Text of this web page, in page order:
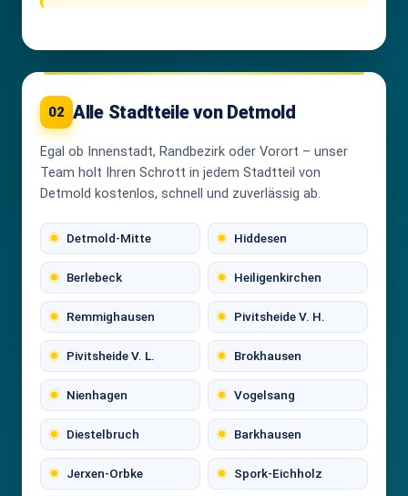
02 Alle Stadtteile von Detmold
Egal ob Innenstadt, Randbezirk oder Vorort – unser
Team holt Ihren Schrott in jedem Stadtteil von
Detmold kostenlos, schnell und zuverlässig ab.
Detmold-Mitte Hiddesen
Berlebeck Heiligenkirchen
Remmighausen Pivitsheide V. H.
Pivitsheide V. L. Brokhausen
Nienhagen Vogelsang
Diestelbruch Barkhausen
Jerxen-Orbke Spork-Eichholz